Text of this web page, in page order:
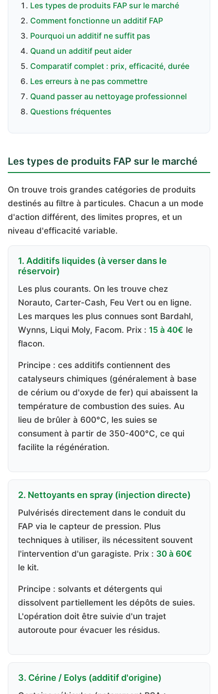
Les types de produits FAP sur le marché
Comment fonctionne un additif FAP
Pourquoi un additif ne suffit pas
Quand un additif peut aider
Comparatif complet : prix, efficacité, durée
Les erreurs à ne pas commettre
Quand passer au nettoyage professionnel
Questions fréquentes
Les types de produits FAP sur le marché
On trouve trois grandes catégories de produits
destinés au filtre à particules. Chacun a un mode
d'action différent, des limites propres, et un
niveau d'efficacité variable.
1. Additifs liquides (à verser dans le
réservoir)
Les plus courants. On les trouve chez
Norauto, Carter-Cash, Feu Vert ou en ligne.
Les marques les plus connues sont Bardahl,
Wynns, Liqui Moly, Facom. Prix : 15 à 40€ le
flacon.
Principe : ces additifs contiennent des
catalyseurs chimiques (généralement à base
de cérium ou d'oxyde de fer) qui abaissent la
température de combustion des suies. Au
lieu de brûler à 600°C, les suies se
consument à partir de 350-400°C, ce qui
facilite la régénération.
2. Nettoyants en spray (injection directe)
Pulvérisés directement dans le conduit du
FAP via le capteur de pression. Plus
techniques à utiliser, ils nécessitent souvent
l'intervention d'un garagiste. Prix : 30 à 60€
le kit.
Principe : solvants et détergents qui
dissolvent partiellement les dépôts de suies.
L'opération doit être suivie d'un trajet
autoroute pour évacuer les résidus.
3. Cérine / Eolys (additif d'origine)